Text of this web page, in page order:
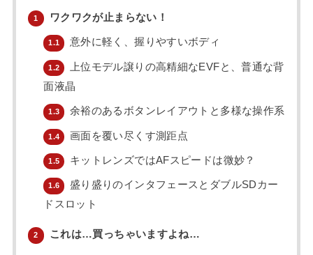
1 ワクワクが止まらない！
1.1 意外に軽く、握りやすいボディ
1.2
上位モデル譲りの高精細なEVFと、普通な背
面液晶
1.3 余裕のあるボタンレイアウトと多様な操作系
1.4 画面を覆い尽くす測距点
1.5 キットレンズではAFスピードは微妙？
1.6
盛り盛りのインタフェースとダブルSDカー
ドスロット
2 これは…買っちゃいますよね…